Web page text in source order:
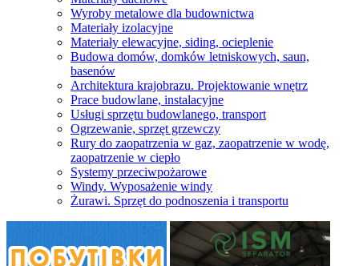
Wyroby metalowe dla budownictwa
Materiały izolacyjne
Materiały elewacyjne, siding, ocieplenie
Budowa domów, domków letniskowych, saun,
basenów
Architektura krajobrazu. Projektowanie wnętrz
Prace budowlane, instalacyjne
Usługi sprzętu budowlanego, transport
Ogrzewanie, sprzęt grzewczy
Rury do zaopatrzenia w gaz, zaopatrzenie w wodę,
zaopatrzenie w ciepło
Systemy przeciwpożarowe
Windy. Wyposażenie windy
Żurawi. Sprzęt do podnoszenia i transportu